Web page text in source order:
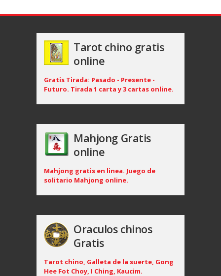
Tarot chino gratis
online
Gratis Tirada: Pasado - Presente -
Futuro. Tirada 1 carta y 3 cartas online.
Mahjong Gratis
online
Mahjong gratis en linea. Juego de
solitario Mahjong online.
Oraculos chinos
Gratis
Tarot chino, Galleta de la suerte, Gong
Hee Fot Choy, I Ching, Kaucim.